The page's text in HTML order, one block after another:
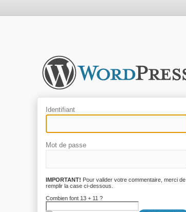
Identifiant
Mot de passe
IMPORTANT! Pour valider votre commentaire, merci de
remplir la case ci-dessous.
Combien font 13 + 11 ?